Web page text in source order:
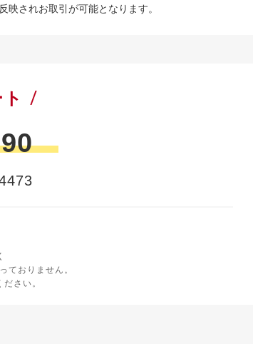
映されお取引が可能となります。
ておりません。
さい。